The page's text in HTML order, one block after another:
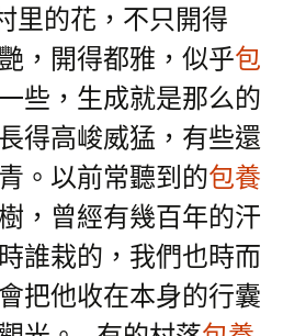
里的花，不只開得
，開得都雅，似乎包
些，生成就是那么的
得高峻威猛，有些還
。以前常聽到的包養
，曾經有幾百年的汗
誰栽的，我們也時而
把他收在本身的行囊